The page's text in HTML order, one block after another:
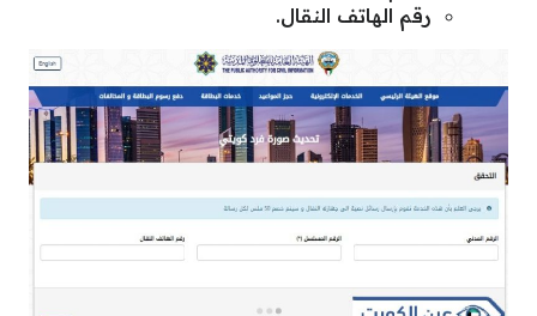
رقم الهاتف النقال.